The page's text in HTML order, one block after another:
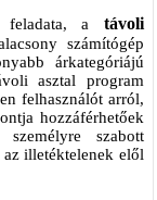
feladata, a távoli
számítógép
árkategóriájú
asztal program
felhasználót arról,
hozzáférhetőek
szabott
illetéktelenek elől